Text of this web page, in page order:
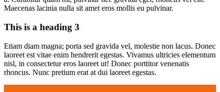
Maecenas lacinia nulla sit amet eros mollis eu pulvinar.
This is a heading 3
Etiam diam magna; porta sed gravida vel, molestie non lacus. Donec
laoreet est vitae enim hendrerit egestas. Vivamus ultricies elementum
nisl, in consectetur eros laoreet ut! Donec porttitor venenatis
rhoncus. Nunc pretium erat at dui laoreet egestas.